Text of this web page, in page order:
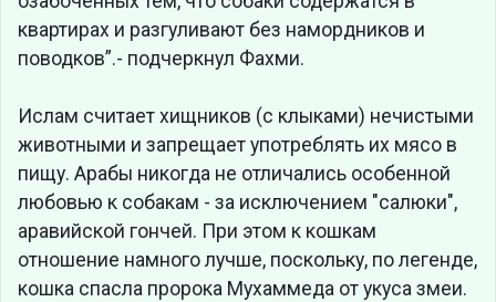
квартирах и разгуливают без намордников и
поводков”.- подчеркнул Фахми.
Ислам считает хищников (с клыками) нечистыми
животными и запрещает употреблять их мясо в
пищу. Арабы никогда не отличались особенной
любовью к собакам - за исключением "салюки",
аравийской гончей. При этом к кошкам
отношение намного лучше, поскольку, по легенде,
кошка спасла пророка Мухаммеда от укуса змеи.